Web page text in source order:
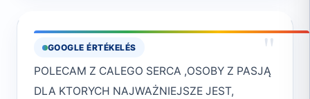
fluent in English and other languages
Equipments are shining from cleanliness and
always ready Security of your belongings all
the time while you are in water Thanks for
GOOGLE ÉRTÉKELÉS "
POLECAM Z CALEGO SERCA ,OSOBY Z PASJĄ
DLA KTORYCH NAJWAŻNIEJSZE JEST,